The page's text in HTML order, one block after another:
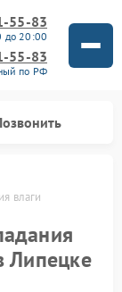
55-83
до 20:00
55-83
по РФ
влаги
Липецке